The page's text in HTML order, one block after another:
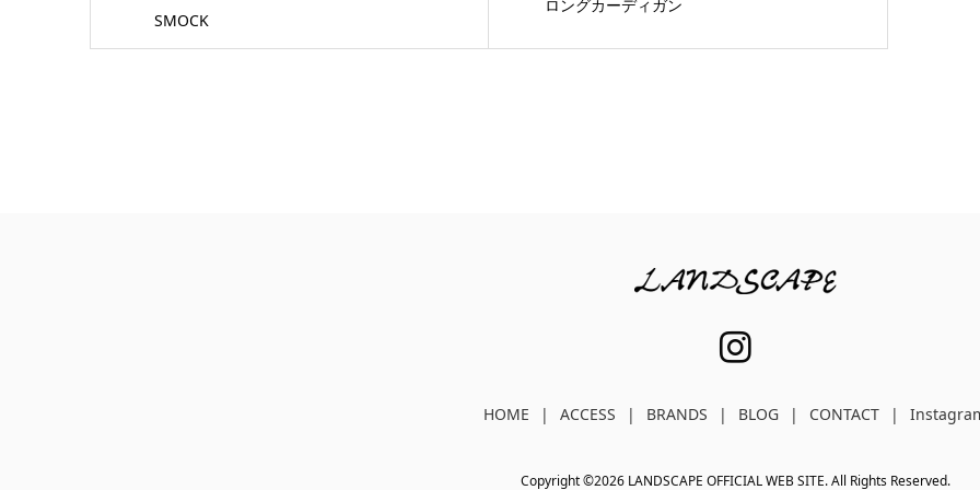
SMOCK
ロングカーディガン
HOME ACCESS BRANDS BLOG CONTACT
Copyright ©2026LANDSCAPE OFFICIAL WEB SITE. All Rights Reserved.